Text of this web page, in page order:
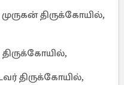
திருக்கோயில்,
திருக்கோயில்,
திருக்கோயில்,